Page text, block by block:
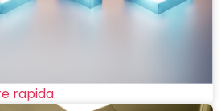
rapida